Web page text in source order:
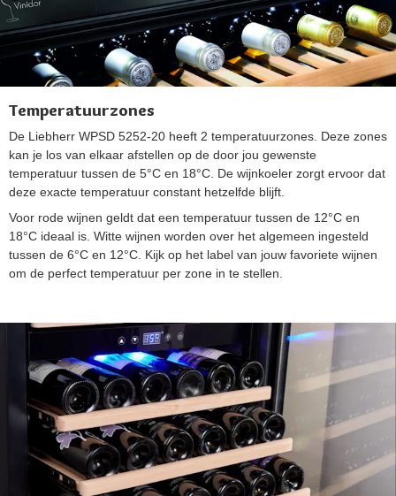
Temperatuurzones
De Liebherr WPSD 5252-20 heeft 2 temperatuurzones. Deze zones
kan je los van elkaar afstellen op de door jou gewenste
temperatuur tussen de 5°C en 18°C. De wijnkoeler zorgt ervoor dat
deze exacte temperatuur constant hetzelfde blijft.
Voor rode wijnen geldt dat een temperatuur tussen de 12°C en
18°C ideaal is. Witte wijnen worden over het algemeen ingesteld
tussen de 6°C en 12°C. Kijk op het label van jouw favoriete wijnen
om de perfect temperatuur per zone in te stellen.